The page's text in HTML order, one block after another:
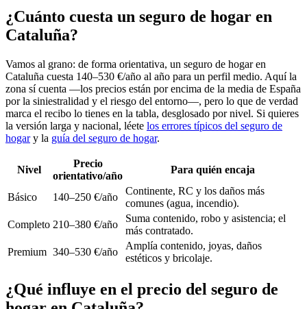
¿Cuánto cuesta un seguro de hogar en
Cataluña?
Vamos al grano: de forma orientativa, un seguro de hogar en
Cataluña cuesta 140–530 €/año al año para un perfil medio. Aquí la
zona sí cuenta —los precios están por encima de la media de España
por la siniestralidad y el riesgo del entorno—, pero lo que de verdad
marca el recibo lo tienes en la tabla, desglosado por nivel. Si quieres
la versión larga y nacional, léete los errores típicos del seguro de
hogary la guía del seguro de hogar.
Nivel
Precio
orientativo/año
Para quién encaja
Básico 140–250 €/año
Continente, RC y los daños más
comunes (agua, incendio).
Completo 210–380 €/año
Suma contenido, robo y asistencia; el
más contratado.
Premium 340–530 €/año
Amplía contenido, joyas, daños
estéticos y bricolaje.
¿Qué influye en el precio del seguro de